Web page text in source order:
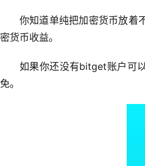
你知道单纯把加密货币放着
密货币收益。
如果你还没有bitget账户可
免。